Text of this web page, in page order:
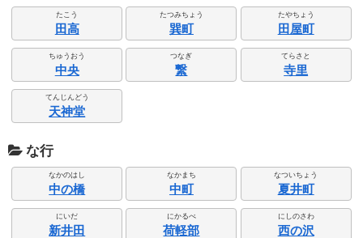
たこう
田高
たつみちょう
巽町
たやちょう
田屋町
ちゅうおう
中央
つなぎ
繋
てらさと
寺里
てんじんどう
天神堂
な行
なかのはし
中の橋
なかまち
中町
なついちょう
夏井町
にいだ
新井田
にかるべ
荷軽部
にしのさわ
西の沢